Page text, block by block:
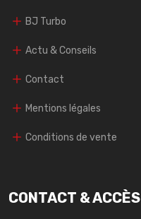
BJ Turbo
Actu & Conseils
Contact
Mentions légales
Conditions de vente
CONTACT & ACCÈS